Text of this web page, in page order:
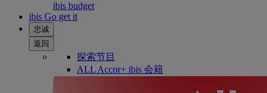
ibis budget
ibis Go get it
忠诚
返回
探索节目
ALL Accor+ ibis 会籍